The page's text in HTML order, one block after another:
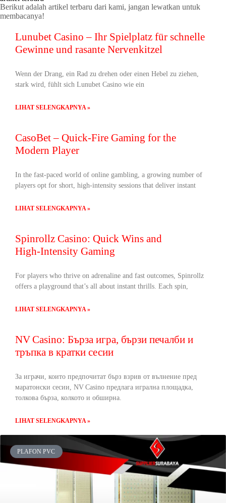
Berikut adalah artikel terbaru dari kami, jangan lewatkan untuk
membacanya!
Lunubet Casino – Ihr Spielplatz für schnelle
Gewinne und rasante Nervenkitzel
Wenn der Drang, ein Rad zu drehen oder einen Hebel zu ziehen,
stark wird, fühlt sich Lunubet Casino wie ein
LIHAT SELENGKAPNYA »
CasoBet – Quick‑Fire Gaming for the
Modern Player
In the fast‑paced world of online gambling, a growing number of
players opt for short, high‑intensity sessions that deliver instant
LIHAT SELENGKAPNYA »
Spinrollz Casino: Quick Wins and
High‑Intensity Gaming
For players who thrive on adrenaline and fast outcomes, Spinrollz
offers a playground that’s all about instant thrills. Each spin,
LIHAT SELENGKAPNYA »
NV Casino: Бърза игра, бързи печалби и
тръпка в кратки сесии
За играчи, които предпочитат бърз взрив от вълнение пред
маратонски сесии, NV Casino предлага игрална площадка,
толкова бърза, колкото и обширна.
LIHAT SELENGKAPNYA »
PLAFON PVC